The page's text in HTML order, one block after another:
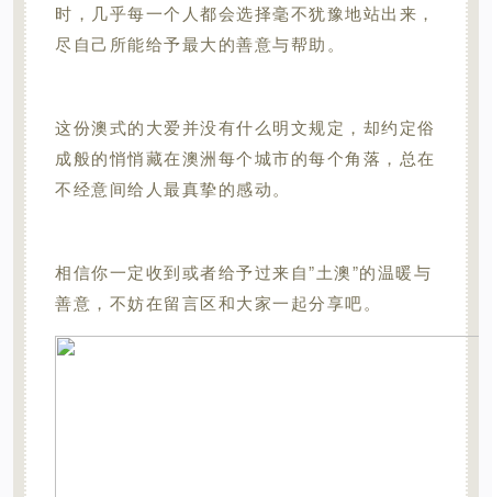
时，几乎每一个人都会选择毫不犹豫地站出来，
尽自己所能给予最大的善意与帮助。
这份澳式的大爱并没有什么明文规定，却约定俗
成般的悄悄藏在澳洲每个城市的每个角落，总在
不经意间给人最真挚的感动。
相信你一定收到或者给予过来自”土澳”的温暖与
善意，不妨在留言区和大家一起分享吧。